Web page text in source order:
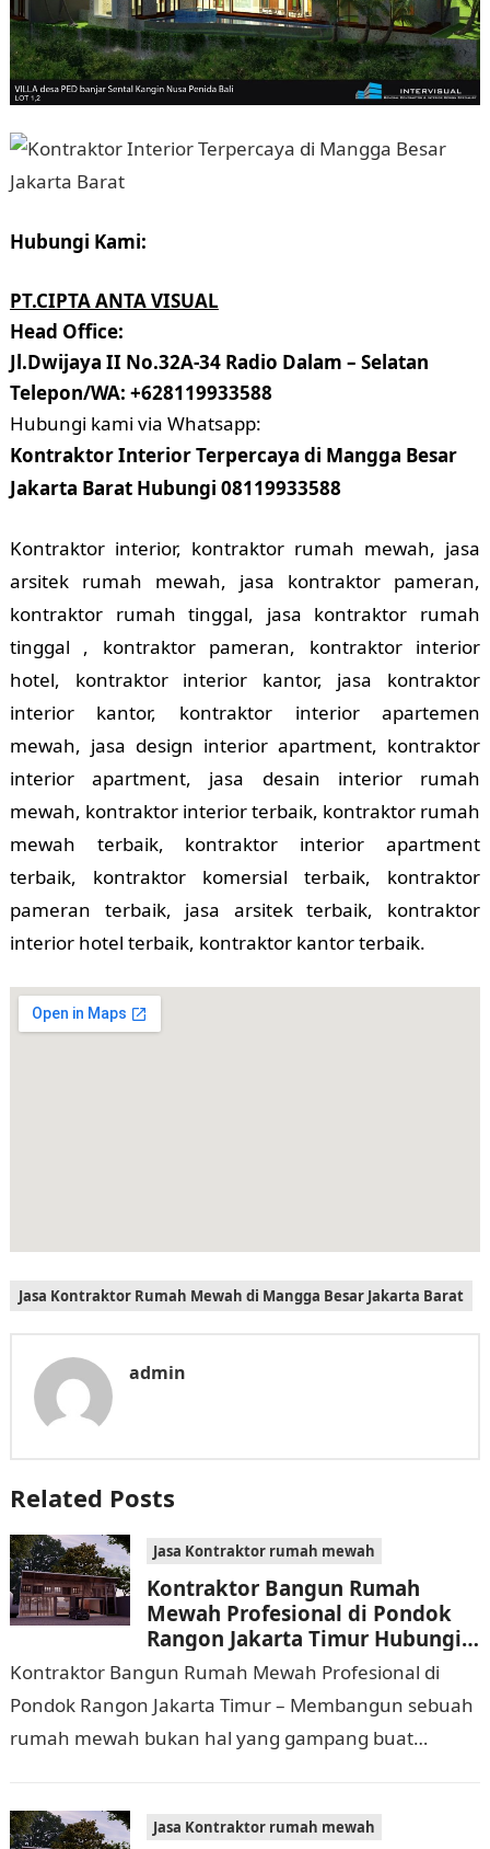
Hubungi Kami:
PT.CIPTA ANTA VISUAL
Head Office:
Jl.Dwijaya II No.32A-34 Radio Dalam – Selatan
Telepon/WA: +628119933588
Hubungi kami via Whatsapp:
Kontraktor Interior Terpercaya di Mangga Besar
Jakarta Barat Hubungi 08119933588
Kontraktor interior, kontraktor rumah mewah, jasa
arsitek rumah mewah, jasa kontraktor pameran,
kontraktor rumah tinggal, jasa kontraktor rumah
tinggal , kontraktor pameran, kontraktor interior
hotel, kontraktor interior kantor, jasa kontraktor
interior kantor, kontraktor interior apartemen
mewah, jasa design interior apartment, kontraktor
interior apartment, jasa desain interior rumah
mewah, kontraktor interior terbaik, kontraktor rumah
mewah terbaik, kontraktor interior apartment
terbaik, kontraktor komersial terbaik, kontraktor
pameran terbaik, jasa arsitek terbaik, kontraktor
interior hotel terbaik, kontraktor kantor terbaik.
Jasa Kontraktor Rumah Mewah di Mangga Besar Jakarta Barat
admin
Related Posts
Jasa Kontraktor rumah mewah
Kontraktor Bangun Rumah
Mewah Profesional di Pondok
Rangon Jakarta Timur Hubungi
0811 9933 588
Kontraktor Bangun Rumah Mewah Profesional di
Pondok Rangon Jakarta Timur – Membangun sebuah
rumah mewah bukan hal yang gampang buat
Jasa Kontraktor rumah mewah